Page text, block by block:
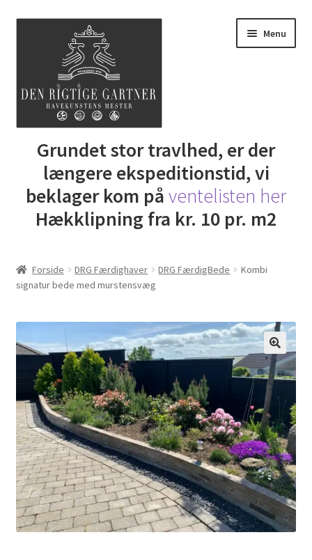
navigation
Menu
Butik
DRG Express lån
Lej Maskine
Min Konto
Udfold
Grundet stor travlhed, er der
længere ekspeditionstid, vi
beklager kom påventelisten her
Hækklipning fra kr. 10 pr. m2
Forside DRG Færdighaver DRG FærdigBede
Kombi
signatur bede med murstensvæg